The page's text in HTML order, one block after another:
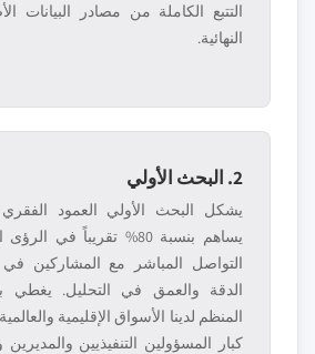
التتبع الكاملة من مصادر البيانات
النهائية.
2. البحث الأولي
يشكل البحث الأولي العمود الفقري
يساهم بنسبة 80% تقريباً في
التواصل المباشر مع المشاركين
الدقة والعمق في التحليل. يغطي
المنظم لدينا الأسواق الإقليمية
كبار المسؤولين التنفيذيين